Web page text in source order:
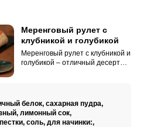
Меренговый рулет с
клубникой и голубикой
Меренговый рулет с клубникой и
голубикой – отличный десерт
сливочный крем и свежие ягоды.
белок, сахарная пудра,
лимонный сок,
соль, для начинки:,